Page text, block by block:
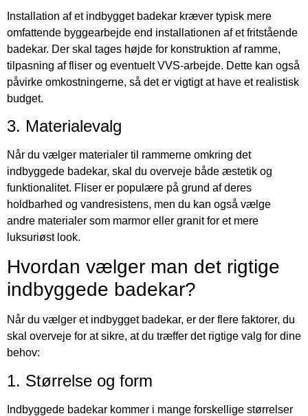
Installation af et indbygget badekar kræver typisk mere
omfattende byggearbejde end installationen af et fritstående
badekar. Der skal tages højde for konstruktion af ramme,
tilpasning af fliser og eventuelt VVS-arbejde. Dette kan også
påvirke omkostningerne, så det er vigtigt at have et realistisk
budget.
3. Materialevalg
Når du vælger materialer til rammerne omkring det
indbyggede badekar, skal du overveje både æstetik og
funktionalitet. Fliser er populære på grund af deres
holdbarhed og vandresistens, men du kan også vælge
andre materialer som marmor eller granit for et mere
luksuriøst look.
Hvordan vælger man det rigtige
indbyggede badekar?
Når du vælger et indbygget badekar, er der flere faktorer, du
skal overveje for at sikre, at du træffer det rigtige valg for dine
behov:
1. Størrelse og form
Indbyggede badekar kommer i mange forskellige størrelser